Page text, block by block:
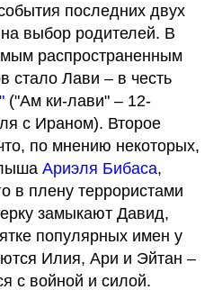
последних двух
выбор родителей. В
распространенным
стало Лави – в честь
("Ам ки-лави" – 12-
с Ираном). Второе
по мнению некоторых,
Ариэля Бибаса,
в плену террористами
замыкают Давид,
популярных имен у
Илия, Ари и Эйтан –
с войной и силой.